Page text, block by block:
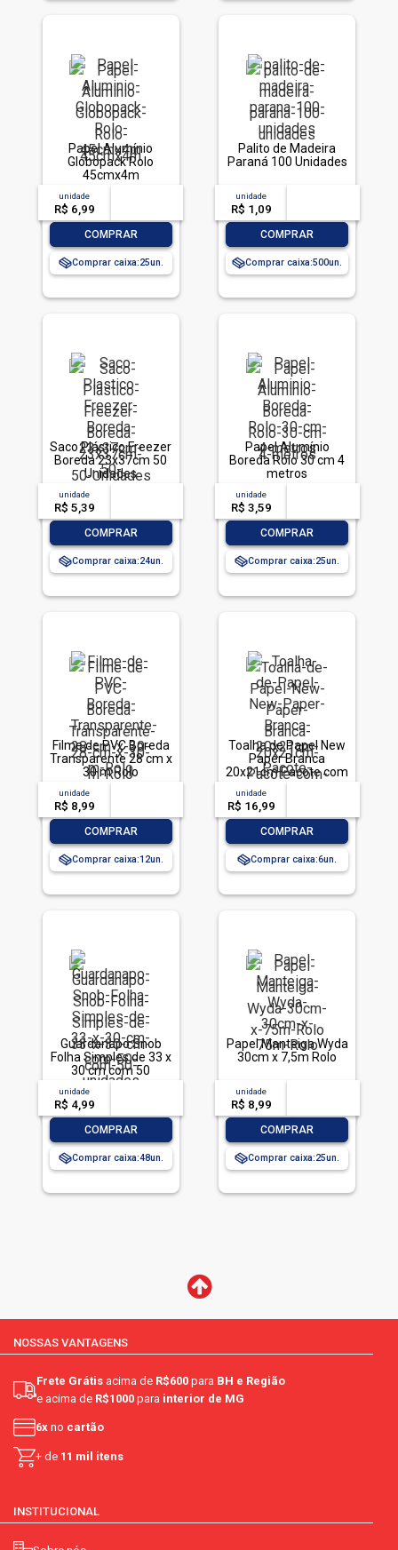
Papel Alumínio
Globopack Rolo
45cmx4m
unidade
R$ 6,99
COMPRAR
Comprar caixa:25
Palito de Madeira
Paraná 100 Unidades
unidade
R$ 1,09
COMPRAR
Comprar caixa:500
Saco Plástico Freezer
Boreda 23x37cm 50
Unidades
unidade
R$ 5,39
COMPRAR
Comprar caixa:24
Papel Alumínio
Boreda Rolo 30 cm 4
metros
unidade
R$ 3,59
COMPRAR
Comprar caixa:25
Filme de PVC Boreda
Transparente 28 cm x
30 m Rolo
unidade
R$ 8,99
COMPRAR
Comprar caixa:12
Toalha de Papel New
Paper Branca
20x21cm Pacote com
1.000 Folhas
unidade
R$ 16,99
COMPRAR
Comprar caixa:6
Guardanapo Snob
Folha Simples de 33 x
30 cm com 50
unidades
unidade
R$ 4,99
COMPRAR
Comprar caixa:48
Papel Manteiga Wyda
30cm x 7,5m Rolo
unidade
R$ 8,99
COMPRAR
Comprar caixa:25
NOSSAS VANTAGENS
Frete Grátis acima de R$600 para BH e Região
e acima de R$1000 para interior de MG
6x no cartão
+ de 11 mil itens
INSTITUCIONAL